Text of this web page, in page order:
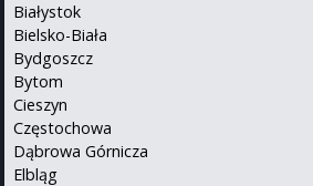
Białystok
Bielsko-Biała
Bydgoszcz
Bytom
Cieszyn
Częstochowa
Dąbrowa Górnicza
Elbląg